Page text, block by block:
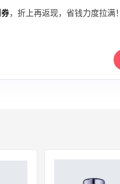
，折上再返现，省钱力度拉满！
毛贴啦